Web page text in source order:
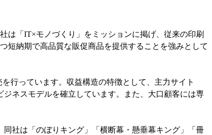
は「IT×モノづくり」をミッションに掲げ、従来の印刷
短納期で高品質な販促商品を提供することを強みとして
行っています。収益構造の特徴として、主力サイト
ジネスモデルを確立しています。また、大口顧客には専
社は「のぼりキング」「横断幕・懸垂幕キング」「冊